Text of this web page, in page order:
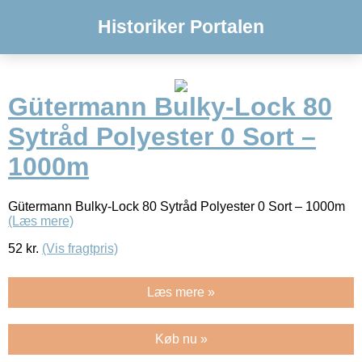
Historiker Portalen
Gütermann Bulky-Lock 80
Sytråd Polyester 0 Sort –
1000m
Gütermann Bulky-Lock 80 Sytråd Polyester 0 Sort – 1000m
(Læs mere)
52 kr. (Vis fragtpris)
Læs mere »
Køb nu »